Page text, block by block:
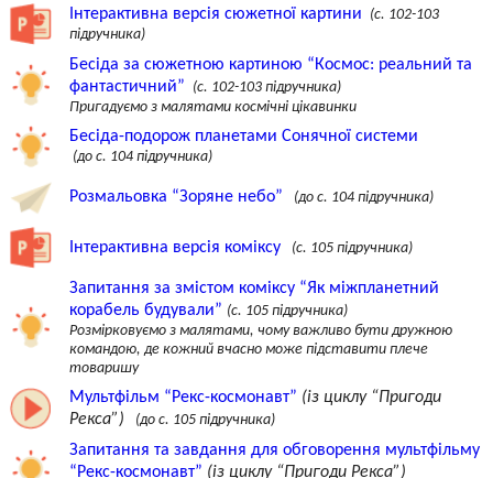
Інтерактивна версія сюжетної картини (с. 102-103
підручника)
Бесіда за сюжетною картиною “Космос: реальний та
фантастичний” (с. 102-103 підручника)
Пригадуємо з малятами космічні цікавинки
Бесіда-подорож планетами Сонячної системи
(до с. 104 підручника)
Розмальовка “Зоряне небо” (до с. 104 підручника)
Інтерактивна версія коміксу (с. 105 підручника)
Запитання за змістом коміксу “Як міжпланетний
корабель будували” (c. 105 підручника)
Розмірковуємо з малятами, чому важливо бути дружною
командою, де кожний вчасно може підставити плече
товаришу
Мультфільм “Рекс-космонавт” (із циклу “Пригоди
Рекса”)
(до с. 105 підручника)
Запитання та завдання для обговорення мультфільму
“Рекс-космонавт” (із циклу “Пригоди Рекса”)